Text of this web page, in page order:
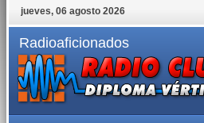
jueves, 06 agosto 2026
Radioaficionados